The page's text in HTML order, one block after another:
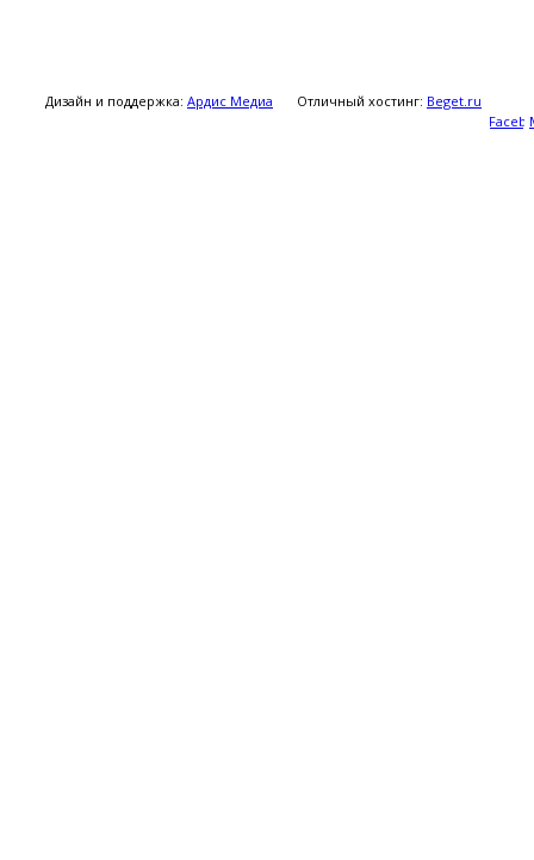
Дизайн и поддержка: Ардис Медиа Отличный хостинг: Beget.ru